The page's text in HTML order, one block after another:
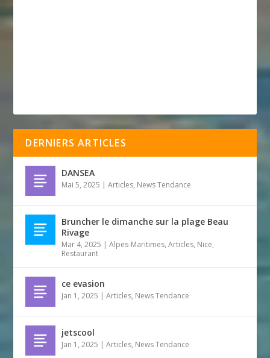
DERNIERS ARTICLES
DANSEA
Mai 5, 2025 |Articles, News Tendance
Bruncher le dimanche sur la plage Beau
Rivage
Mar 4, 2025 |Alpes-Maritimes,Articles, Nice,
Restaurant
ce evasion
Jan 1, 2025 |Articles, News Tendance
jetscool
Jan 1, 2025 |Articles, News Tendance